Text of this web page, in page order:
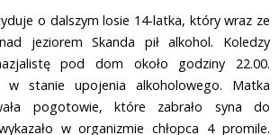
o dalszym losie 14-latka, który wraz ze
jeziorem Skanda pił alkohol. Koledzy
pod dom około godziny 22.00.
w stanie upojenia alkoholowego. Matka
pogotowie, które zabrało syna do
w organizmie chłopca 4 promile.